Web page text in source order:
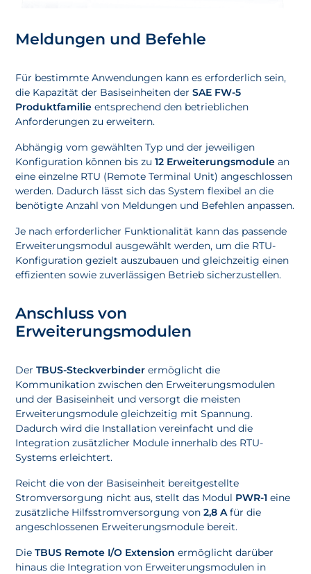
Meldungen und Befehle
Für bestimmte Anwendungen kann es erforderlich sein,
die Kapazität der Basiseinheiten derSAE FW-5
Produktfamilie entsprechend den betrieblichen
Anforderungen zu erweitern.
Abhängig vom gewählten Typ und der jeweiligen
Konfiguration können bis zu12 Erweiterungsmodule an
eine einzelne RTU (Remote Terminal Unit) angeschlossen
werden. Dadurch lässt sich das System flexibel an die
benötigte Anzahl von Meldungen und Befehlen anpassen.
Je nach erforderlicher Funktionalität kann das passende
Erweiterungsmodul ausgewählt werden, um die RTU-
Konfiguration gezielt auszubauen und gleichzeitig einen
effizienten sowie zuverlässigen Betrieb sicherzustellen.
Anschluss von
Erweiterungsmodulen
DerTBUS-Steckverbinder ermöglicht die
Kommunikation zwischen den Erweiterungsmodulen
und der Basiseinheit und versorgt die meisten
Erweiterungsmodule gleichzeitig mit Spannung.
Dadurch wird die Installation vereinfacht und die
Integration zusätzlicher Module innerhalb des RTU-
Systems erleichtert.
Reicht die von der Basiseinheit bereitgestellte
Stromversorgung nicht aus, stellt das Modul PWR-1 eine
zusätzliche Hilfsstromversorgung von2,8 Afür die
angeschlossenen Erweiterungsmodule bereit.
DieTBUS Remote I/O Extension ermöglicht darüber
hinaus die Integration von Erweiterungsmodulen in